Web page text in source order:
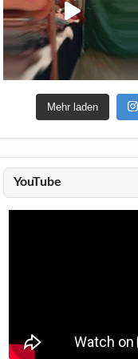
Mehr laden
YouTube